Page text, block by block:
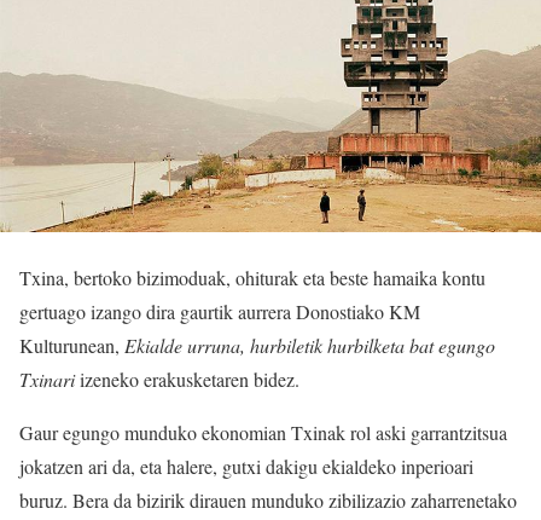
Txina, bertoko bizimoduak, ohiturak eta beste hamaika kontu
gertuago izango dira gaurtik aurrera Donostiako KM
Kulturunean, Ekialde urruna, hurbiletikhurbilketa bat egungo
Txinariizeneko erakusketaren bidez.
Gaur egungo munduko ekonomian Txinak rol aski garrantzitsua
jokatzen ari da, eta halere, gutxi dakigu ekialdeko inperioari
buruz. Bera da bizirik dirauen munduko zibilizazio zaharrenetako